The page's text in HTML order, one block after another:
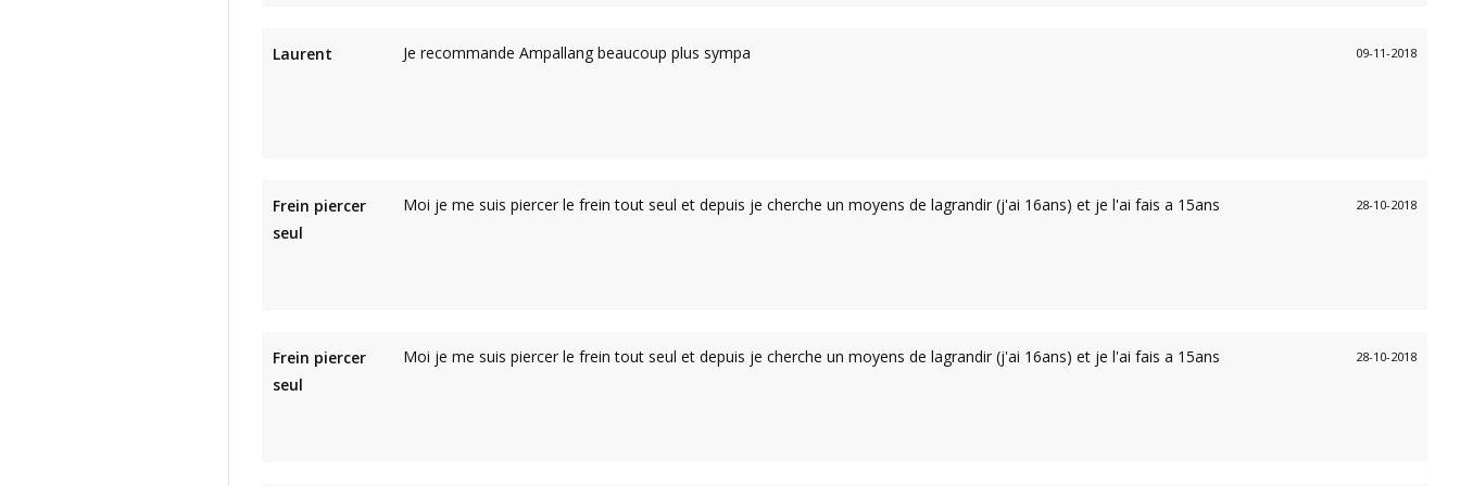
Laurent 09-11-2018
Je recommande Ampallang beaucoup plus sympa
Frein piercer
seul
28-10-2018
Moi je me suis piercer le frein tout seul et depuis je cherche un moyens de lagrandir (j'ai 16ans) et je l'ai fais a 15ans
Frein piercer
seul
28-10-2018
Moi je me suis piercer le frein tout seul et depuis je cherche un moyens de lagrandir (j'ai 16ans) et je l'ai fais a 15ans